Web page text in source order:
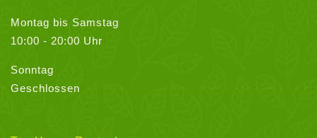
Montag bis Samstag
10:00 - 20:00 Uhr
Sonntag
Geschlossen